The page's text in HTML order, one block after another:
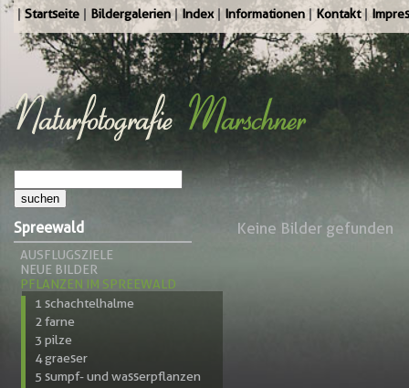
Startseite Bildergalerien Index Informationen Kontakt
Spreewald
AUSFLUGSZIELE
NEUE BILDER
PFLANZEN IM SPREEWALD
1 schachtelhalme
2 farne
3 pilze
4 graeser
5 sumpf- und wasserpflanzen
Keine Bilder gefunden